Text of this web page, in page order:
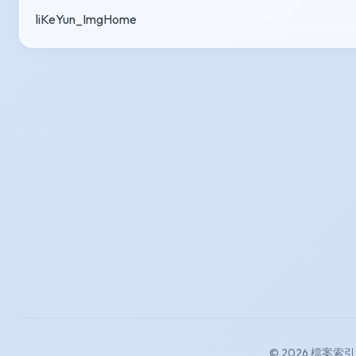
liKeYun_ImgHome
© 2026 檔案索